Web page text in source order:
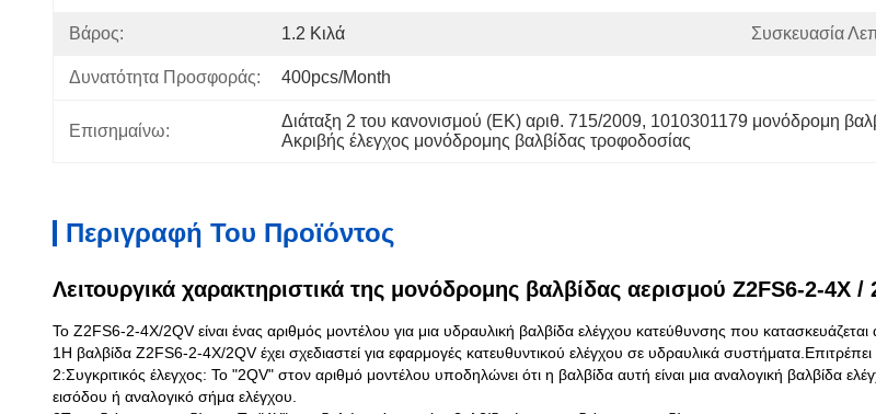
Βάρος: 1.2 Κιλά Συσκευασία
Δυνατότητα Προσφοράς: 400pcs/month
Επισημαίνω:
Διάταξη 2 του κανονισμού (ΕΚ) αριθ. 715/2009, 1010301179 μονόδρομη
Ακριβής έλεγχος μονόδρομης βαλβίδας τροφοδοσίας
Περιγραφή Του Προϊόντος
Λειτουργικά χαρακτηριστικά της μονόδρομης βαλβίδας αερισμού Z2FS6-2-4X /
Το Z2FS6-2-4X/2QV είναι ένας αριθμός μοντέλου για μια υδραυλική βαλβίδα ελέγχου κατεύθυνσης που
1Η βαλβίδα Z2FS6-2-4X/2QV έχει σχεδιαστεί για εφαρμογές κατευθυντικού ελέγχου σε υδραυλικά
2:Συγκριτικός έλεγχος: Το "2QV" στον αριθμό μοντέλου υποδηλώνει ότι η βαλβίδα αυτή είναι μια αναλογική βαλβίδα
εισόδου ή αναλογικό σήμα ελέγχου.